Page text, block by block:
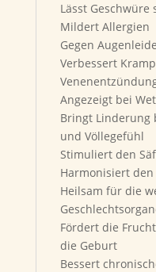
Lässt
Mildert Allergien
Gegen
Verbessert
Angezeigt bei
Bringt Linderung
und Völlegefühl
Stimuliert den
Harmonisiert
Heilsam für die
Fördert die
die Geburt
Bessert